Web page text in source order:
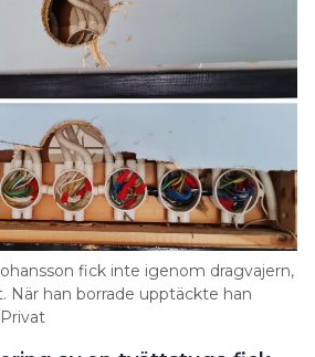
fick inte igenom dragvajern,
När han borrade upptäckte han